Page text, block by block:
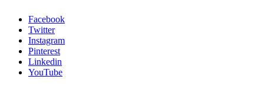
Facebook
Twitter
Instagram
Pinterest
Linkedin
YouTube